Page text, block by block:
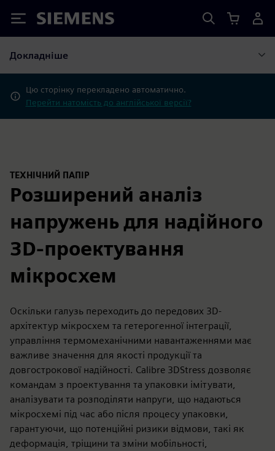
Siemens
Докладніше
Цю сторінку перекладено автоматично.
Перейти натомість до англійської версії?
ТЕХНІЧНИЙ ПАПІР
Розширений аналіз
напружень для надійного
3D-проектування
мікросхем
Оскільки галузь переходить до передових 3D-
архітектур мікросхем та гетерогенної інтеграції,
управління термомеханічними навантаженнями має
важливе значення для якості продукції та
довгострокової надійності. Calibre 3DStress дозволяє
командам з проектування та упаковки імітувати,
аналізувати та розподіляти напруги, що надаються
мікросхемі під час або після процесу упаковки,
гарантуючи, що потенційні ризики відмови, такі як
деформація, тріщини та зміни мобільності,